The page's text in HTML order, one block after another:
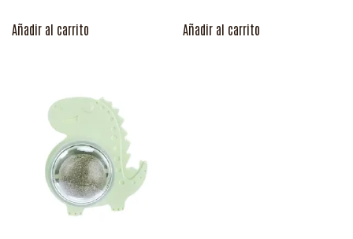
Añadir al carrito Añadir al carrito